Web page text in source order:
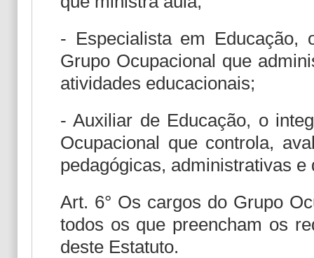
- Especialista em Educação,
Grupo Ocupacional que
atividades educacionais;
- Auxiliar de Educação, o
Ocupacional que controla,
pedagógicas, administrativas
Art. 6° Os cargos do Grupo
todos os que preencham os
deste Estatuto.